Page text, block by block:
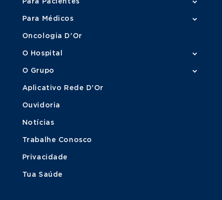
Para Médicos
Oncologia D'Or
O Hospital
O Grupo
Aplicativo Rede D'Or
Ouvidoria
Notícias
Trabalhe Conosco
Privacidade
Tua Saúde